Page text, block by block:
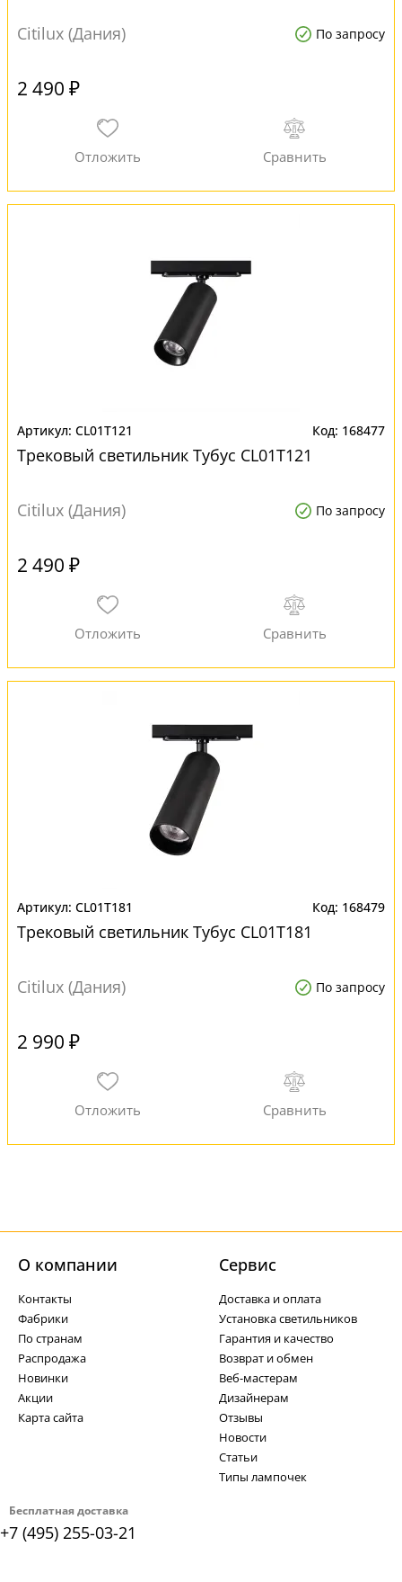
Citilux (Дания) По запросу
2 490 ₽
CL01T121 168477
Трековый светильник Тубус CL01T121
Citilux (Дания) По запросу
2 490 ₽
CL01T181 168479
Трековый светильник Тубус CL01T181
Citilux (Дания) По запросу
2 990 ₽
Бесплатная доставка
+7 (495) 255-03-21
О компании
Контакты
Фабрики
По странам
Распродажа
Новинки
Акции
Карта сайта
Cервис
Доставка и оплата
Установка светильников
Гарантия и качество
Возврат и обмен
Веб-мастерам
Дизайнерам
Отзывы
Новости
Статьи
Типы лампочек